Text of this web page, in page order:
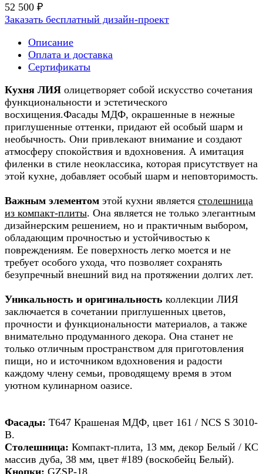
52 500 ₽
Заказать бесплатный дизайн-проект
Описание
Оплата и доставка
Сертификаты
Кухня ЛИЯ олицетворяет собой искусство сочетания
функциональности и эстетического
восхищения.Фасады МДФ, окрашенные в нежные
приглушенные оттенки, придают ей особый шарм и
необычность. Они привлекают внимание и создают
атмосферу спокойствия и вдохновения. А имитация
филенки в стиле неоклассика, которая присутствует на
этой кухне, добавляет особый шарм и неповторимость.
Важным элементом этой кухни является столешница
из компакт-плиты. Она является не только элегантным
дизайнерским решением, но и практичным выбором,
обладающим прочностью и устойчивостью к
повреждениям. Ее поверхность легко моется и не
требует особого ухода, что позволяет сохранять
безупречный внешний вид на протяжении долгих лет.
Уникальность и оригинальность коллекции ЛИЯ
заключается в сочетании приглушенных цветов,
прочности и функциональности материалов, а также
внимательно продуманного декора. Она станет не
только отличным пространством для приготовления
пищи, но и источником вдохновения и радости
каждому члену семьи, проводящему время в этом
уютном кулинарном оазисе.
Фасады: Т647 Крашеная МДФ, цвет 161 / NCS S 3010-
B.
Столешница: Компакт-плита, 13 мм, декор Белый / КС
массив дуба, 38 мм, цвет #189 (воскобейц Белый).
Кнопки: GZSP-18.